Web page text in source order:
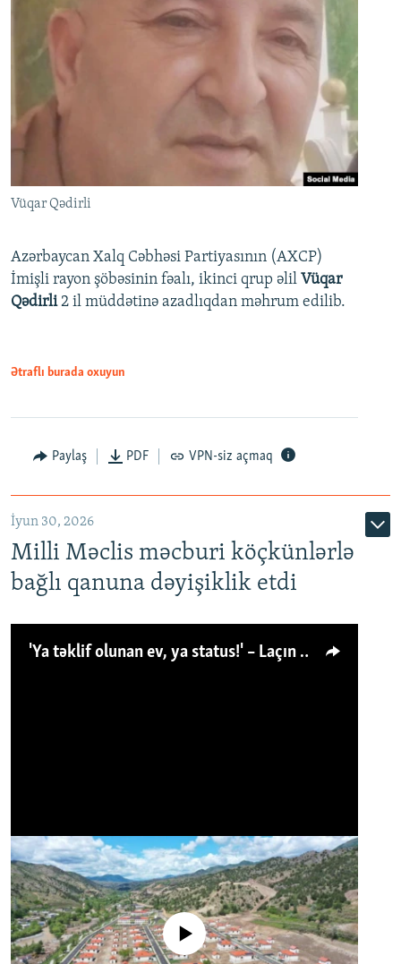
Vüqar Qədirli
Azərbaycan Xalq Cəbhəsi Partiyasının (AXCP)
İmişli rayon şöbəsinin fəalı, ikinci qrup əlil Vüqar
Qədirli2 il müddətinə azadlıqdan məhrum edilib.
Ətraflı burada oxuyun
Paylaş PDF VPN-siz açmaq
İyun 30, 2026
Milli Məclis məcburi köçkünlərlə
bağlı qanuna dəyişiklik etdi
'Ya təklif olunan ev, ya status!' – Laçın köçkünü: 'Laçından başqa heç hara!'
No media source currently available